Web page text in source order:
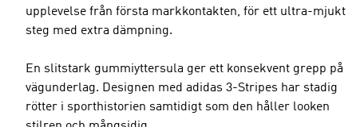
upplevelse från första markkontakten, för ett ultra-mjukt
steg med extra dämpning.
En slitstark gummiyttersula ger ett konsekvent grepp på
vägunderlag. Designen med adidas 3-Stripes har stadig
rötter i sporthistorien samtidigt som den håller looken